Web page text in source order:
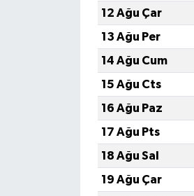
12 Ağu Çar
13 Ağu Per
14 Ağu Cum
15 Ağu Cts
16 Ağu Paz
17 Ağu Pts
18 Ağu Sal
19 Ağu Çar